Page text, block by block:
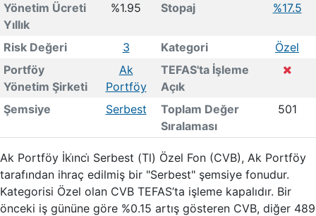
Yönetim Ücreti
Yıllık
%1.95 Stopaj %17.5
Risk Değeri 3 Kategori
Özel
Portföy
Yönetim Şirketi
Ak
Portföy
TEFAS'ta İşleme
Açık
Şemsiye
Serbest
Toplam Değer
Sıralaması
501
Ak Portföy İki̇nci̇ Serbest (Tl) Özel Fon (CVB), Ak Portföy
tarafından ihraç edilmiş bir "Serbest" şemsiye fonudur.
Kategorisi Özel olan CVB TEFAS’ta işleme kapalıdır. Bir
önceki iş gününe göre %0.15 artış gösteren CVB, diğer 489